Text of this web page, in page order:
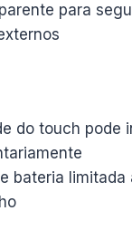
para
do touch pode
bateria limitada